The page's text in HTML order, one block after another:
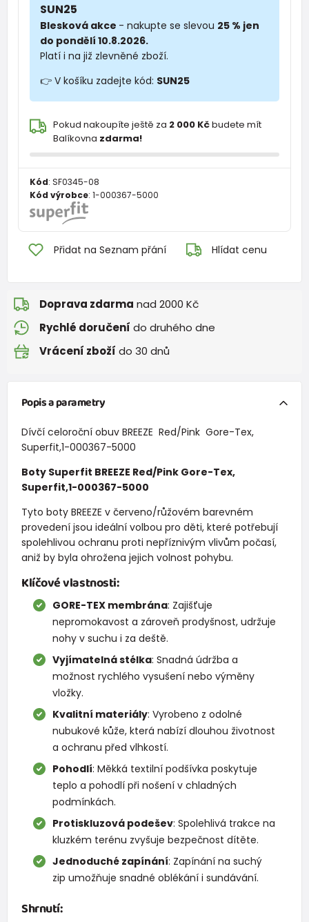
SUN25
Blesková akce - nakupte se slevou 25 % jen
do pondělí 10.8.2026.
Platí i na již zlevněné zboží.
👉 V košíku zadejte kód: SUN25
Pokud nakoupíte ještě za 2 000 Kčbudete mít
Balíkovna zdarma!
Kód: SF0345-08
Kód výrobce: 1-000367-5000
Přidat na Seznam přání Hlídat cenu
Doprava zdarma nad 2000 Kč
Rychlé doručení do druhého dne
Vrácení zboží do 30 dnů
Popis a parametry
Dívčí celoroční obuv BREEZE Red/Pink Gore-Tex,
Superfit,1-000367-5000
Boty Superfit BREEZE Red/Pink Gore-Tex,
Superfit,1-000367-5000
Tyto boty BREEZE v červeno/růžovém barevném
provedení jsou ideální volbou pro děti, které potřebují
spolehlivou ochranu proti nepříznivým vlivům počasí,
aniž by byla ohrožena jejich volnost pohybu.
Klíčové vlastnosti:
GORE-TEX membrána: Zajišťuje
nepromokavost a zároveň prodyšnost, udržuje
nohy v suchu i za deště.
Vyjímatelná stélka: Snadná údržba a
možnost rychlého vysušení nebo výměny
vložky.
Kvalitní materiály: Vyrobeno z odolné
nubukové kůže, která nabízí dlouhou životnost
a ochranu před vlhkostí.
Pohodlí: Měkká textilní podšívka poskytuje
teplo a pohodlí při nošení v chladných
podmínkách.
Protiskluzová podešev: Spolehlivá trakce na
kluzkém terénu zvyšuje bezpečnost dítěte.
Jednoduché zapínání: Zapínání na suchý
zip umožňuje snadné oblékání i sundávání.
Shrnutí: